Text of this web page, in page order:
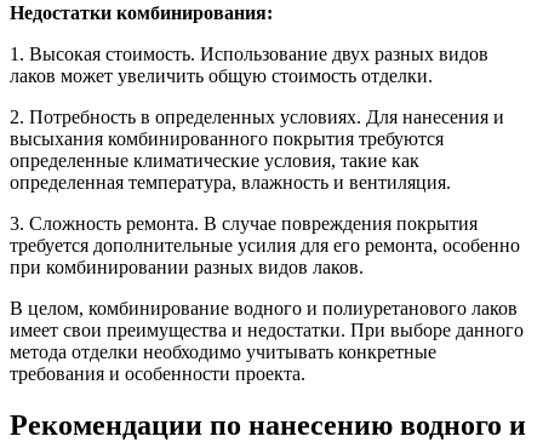
Недостатки комбинирования:
1. Высокая стоимость. Использование двух разных видов
лаков может увеличить общую стоимость отделки.
2. Потребность в определенных условиях. Для нанесения и
высыхания комбинированного покрытия требуются
определенные климатические условия, такие как
определенная температура, влажность и вентиляция.
3. Сложность ремонта. В случае повреждения покрытия
требуется дополнительные усилия для его ремонта, особенно
при комбинировании разных видов лаков.
В целом, комбинирование водного и полиуретанового лаков
имеет свои преимущества и недостатки. При выборе данного
метода отделки необходимо учитывать конкретные
требования и особенности проекта.
Рекомендации по нанесению водного и